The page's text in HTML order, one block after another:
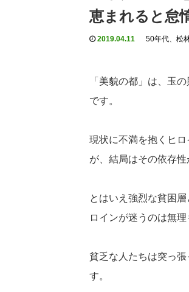
恵まれると怠
2019.04.11 50年代、 松
「美貌の都」は、玉
です。
現状に不満を抱くヒ
が、結局はその依存性
とはいえ強烈な貧困
ロインが迷うのは無
貧乏な人たちは突っ
す。